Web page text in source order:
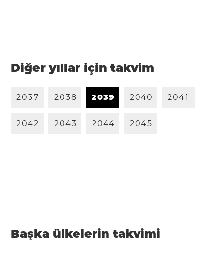
Diğer yıllar için takvim
2037 2038 2039 2040 2041
2042 2043 2044 2045
Başka ülkelerin takvimi